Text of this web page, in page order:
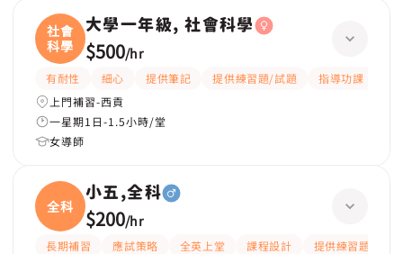
社會
科學
大學一年級, 社會科學
$500/hr
有耐性 細心 提供筆記 提供練習題/試題 指導功課
上門補習-西貢
一星期1日-1.5小時/堂
女導師
全科
小五,全科
$200/hr
長期補習 應試策略 全英上堂 課程設計
提供練習題/試題